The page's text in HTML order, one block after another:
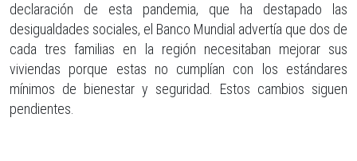
declaración de esta pandemia, que ha destapado las
desigualdades sociales, el Banco Mundial advertía que dos de
cada tres familias en la región necesitaban mejorar sus
viviendas porque estas no cumplían con los estándares
mínimos de bienestar y seguridad. Estos cambios siguen
pendientes.